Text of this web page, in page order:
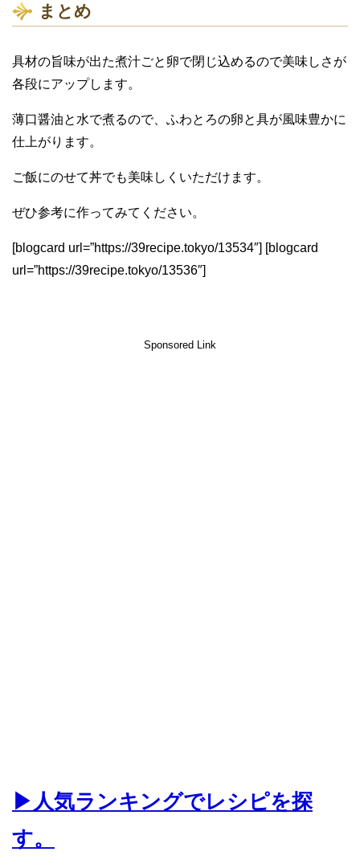
まとめ
具材の旨味が出た煮汁ごと卵で閉じ込めるので美味しさが
各段にアップします。
薄口醤油と水で煮るので、ふわとろの卵と具が風味豊かに
仕上がります。
ご飯にのせて丼でも美味しくいただけます。
ぜひ参考に作ってみてください。
[blogcard url=”https://39recipe.tokyo/13534″] [blogcard
url=”https://39recipe.tokyo/13536″]
Sponsored Link
▶人気ランキングでレシピを探
す。